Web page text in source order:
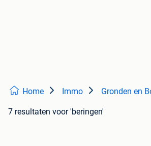
Home Immo Gronden en
7 resultaten voor 'beringen'